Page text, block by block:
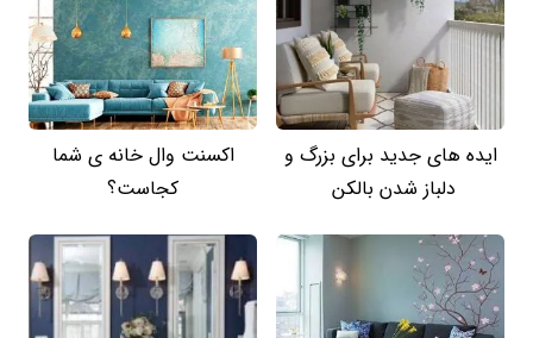
ایده های جدید برای بزرگ و
دلباز شدن بالکن
اکسنت وال خانه ی شما
کجاست؟